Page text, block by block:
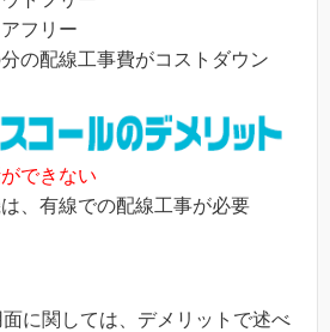
フリー
の配線工事費がコストダウン
できない
、有線での配線工事が必要
に関しては、デメリットで述べ